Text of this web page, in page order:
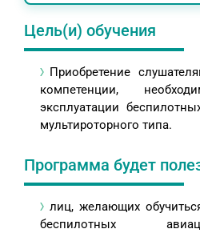
Цель(и) обучения
Приобретение
компетенции,
эксплуатации
мультироторного типа.
Программа будет
лиц, желающих
беспилотных